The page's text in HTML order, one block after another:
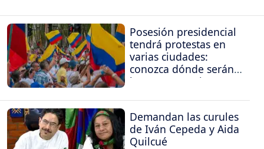
Posesión presidencial
tendrá protestas en
varias ciudades:
conozca dónde serán
las concentraciones
Demandan las curules
de Iván Cepeda y Aida
Quilcué